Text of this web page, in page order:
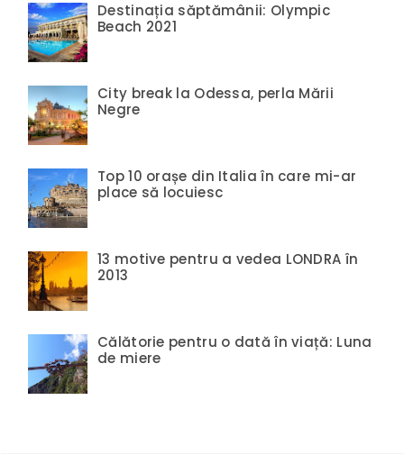
Destinația săptămânii: Olympic
Beach 2021
City break la Odessa, perla Mării
Negre
Top 10 orașe din Italia în care mi-ar
place să locuiesc
13 motive pentru a vedea LONDRA în
2013
Călătorie pentru o dată în viață: Luna
de miere